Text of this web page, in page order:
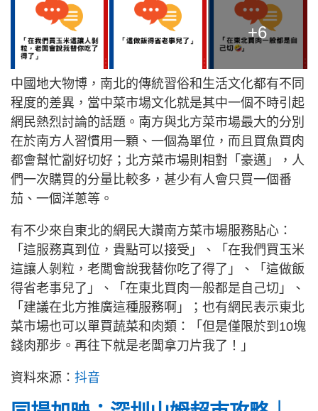
+6
中國地大物博，南北的傳統習俗和生活文化都有不同
程度的差異，當中菜市場文化就是其中一個不時引起
網民熱烈討論的話題。南方與北方菜市場最大的分別
在於南方人習慣用一顆、一個為單位，而且買魚買肉
都會幫忙劏好切好；北方菜市場則相對「豪邁」，人
們一次購買的分量比較多，甚少有人會只買一個番
茄、一個洋蔥等。
有不少來自東北的網民大讚南方菜市場服務貼心：
「這服務真到位，貴點可以接受」、「在我們買玉米
這讓人剝粒，老闆會說我替你吃了得了」、「這做飯
得省老事兒了」、「在東北買肉一般都是自己切」、
「建議在北方推廣這種服務啊」；也有網民表示東北
菜市場也可以單買蔬菜和肉類：「但是僅限於到10塊
錢肉那步。再往下就是老闆拿刀片我了！」
資料來源： 抖音